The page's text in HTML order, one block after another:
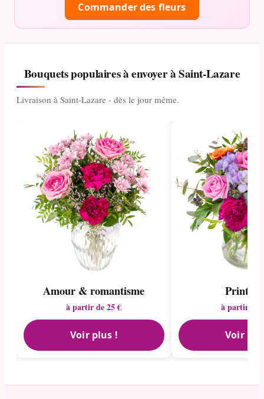
Commander des fleurs
Bouquets populaires à envoyer à Saint-Lazare
Livraison à Saint-Lazare - dès le jour même.
Amour & romantisme
à partir de 25 €
Voir plus !
à partir de
Voir